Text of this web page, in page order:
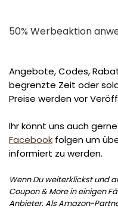
50% Werbeaktion
Angebote, Codes,
begrenzte Zeit oder
Preise werden vor
Ihr könnt uns auch
Facebook folgen um
informiert zu werden.
Wenn Du weiterklickst und
Coupon & More in einigen
Anbieter. Als Amazon-